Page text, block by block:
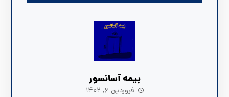
بیمه آسانسور
فروردین ۶, ۱۴۰۲